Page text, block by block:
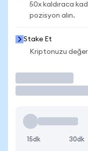
50x kaldıraca
pozisyon alın.
Stake Et
Kriptonuzu
15dk 30dk